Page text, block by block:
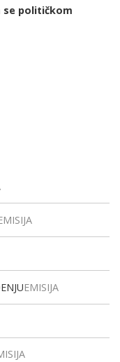
se političkom
EMISIJA